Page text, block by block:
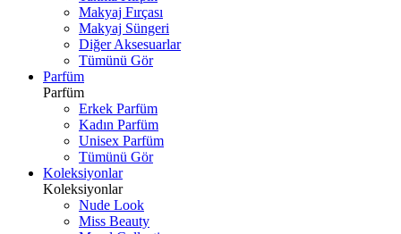
Makyaj Fırçası
Makyaj Süngeri
Diğer Aksesuarlar
Tümünü Gör
Parfüm
Parfüm
Erkek Parfüm
Kadın Parfüm
Unisex Parfüm
Tümünü Gör
Koleksiyonlar
Koleksiyonlar
Nude Look
Miss Beauty